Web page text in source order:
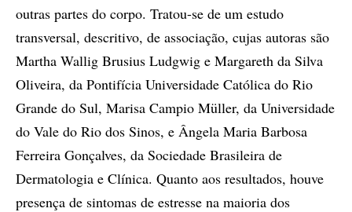
outras partes do corpo. Tratou-se de um estudo
transversal, descritivo, de associação, cujas autoras são
Martha Wallig Brusius Ludgwig e Margareth da Silva
Oliveira, da Pontifícia Universidade Católica do Rio
Grande do Sul, Marisa Campio Müller, da Universidade
do Vale do Rio dos Sinos, e Ângela Maria Barbosa
Ferreira Gonçalves, da Sociedade Brasileira de
Dermatologia e Clínica. Quanto aos resultados, houve
presença de sintomas de estresse na maioria dos